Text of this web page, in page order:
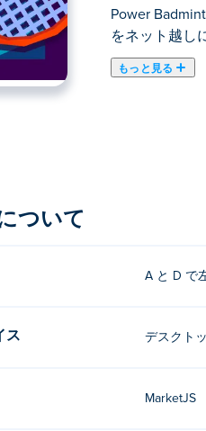
Power
をネット越し
もっと見る
Power Badmintonはス
ついて
A と D で
ス デスクト
MarketJS